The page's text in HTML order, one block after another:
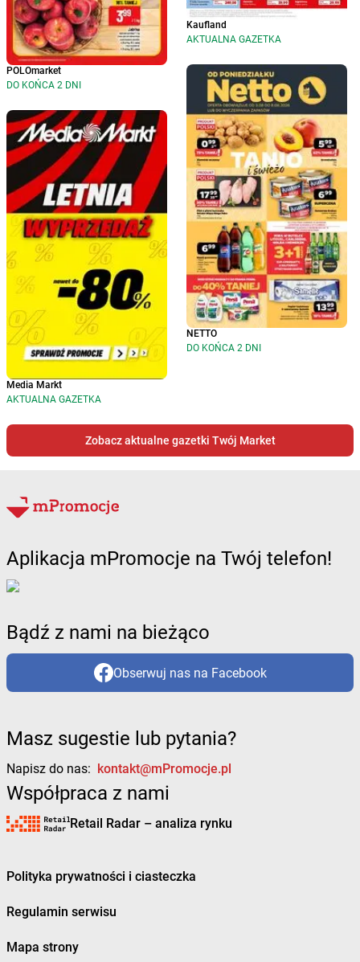
POLOmarket
DO KOŃCA 2 DNI
Media Markt
AKTUALNA GAZETKA
Kaufland
AKTUALNA GAZETKA
NETTO
DO KOŃCA 2 DNI
Zobacz aktualne gazetki Twój Market
Aplikacja mPromocje na Twój telefon!
Bądź z nami na bieżąco
Obserwuj nas na Facebook
Masz sugestie lub pytania?
Napisz do nas: kontakt@mPromocje.pl
Współpraca z nami
Retail Radar – analiza rynku
Polityka prywatności i ciasteczka
Regulamin serwisu
Mapa strony